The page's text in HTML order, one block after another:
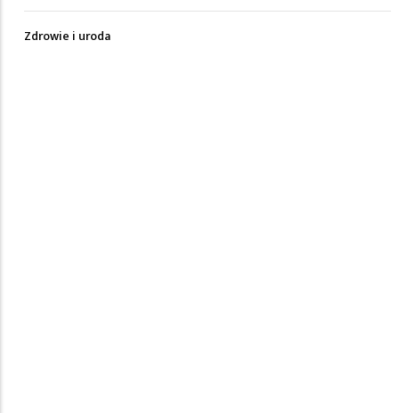
Zdrowie i uroda